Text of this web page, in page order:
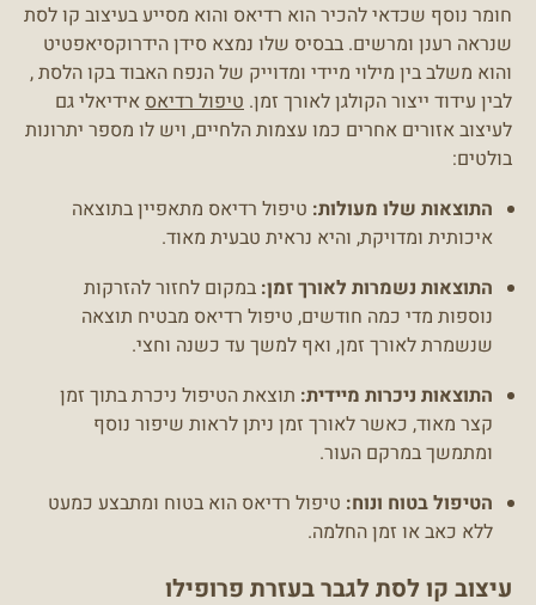
חומר נוסף שכדאי להכיר הוא רדיאס והוא מסייע בעיצוב קו לסת
שנראה רענן ומרשים. בבסיס שלו נמצא סידן הידרוקסיאפטיט
והוא משלב בין מילוי מיידי ומדוייק של הנפח האבוד בקו הלסת ,
לבין עידוד ייצור הקולגן לאורך זמן. טיפול רדיאס אידיאלי גם
לעיצוב אזורים אחרים כמו עצמות הלחיים, ויש לו מספר יתרונות
בולטים:
התוצאות שלו מעולות: טיפול רדיאס מתאפיין בתוצאה
איכותית ומדויקת, והיא נראית טבעית מאוד.
התוצאות נשמרות לאורך זמן: במקום לחזור להזרקות
נוספות מדי כמה חודשים, טיפול רדיאס מבטיח תוצאה
שנשמרת לאורך זמן, ואף למשך עד כשנה וחצי.
התוצאות ניכרות מיידית: תוצאת הטיפול ניכרת בתוך זמן
קצר מאוד, כאשר לאורך זמן ניתן לראות שיפור נוסף
ומתמשך במרקם העור.
הטיפול בטוח ונוח: טיפול רדיאס הוא בטוח ומתבצע כמעט
ללא כאב או זמן החלמה.
עיצוב קו לסת לגבר בעזרת פרופילו